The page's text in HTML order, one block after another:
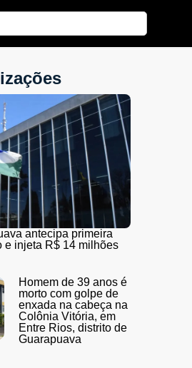
antecipa primeira
e injeta R$ 14 milhões
Homem de 39 anos é
morto com golpe de
enxada na cabeça na
Colônia Vitória, em
Entre Rios, distrito de
Guarapuava